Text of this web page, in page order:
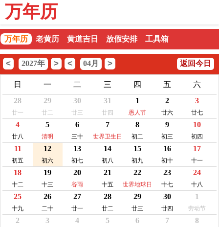
万年历
万年历 老黄历 黄道吉日 放假安排 工具箱
< 2027年 > < 04月 > 返回今日
日 一 二 三 四 五
六
28
廿一
29
廿二
30
廿三
31
廿四
1
愚人节
2
廿六
3
廿七
4
廿八
5
清明
6
三十
7
世界卫生日
8
初二
9
初三
10
初四
11
初五
12
初六
13
初七
14
初八
15
初九
16
初十
17
十一
18
十二
19
十三
20
谷雨
21
十五
22
世界地球日
23
十七
24
十八
25
十九
26
二十
27
廿一
28
廿二
29
廿三
30
廿四
1
劳动节
2 3 4 5 6 7 8